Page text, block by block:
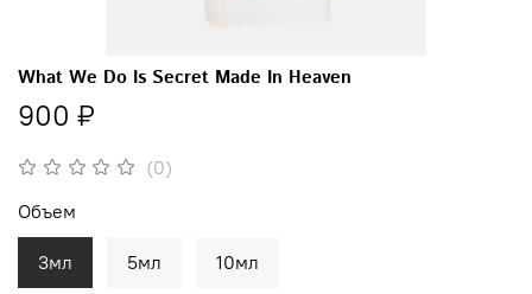
(0)
What We Do Is Secret Made In Heaven
900 ₽
Объем
3мл 5мл 10мл